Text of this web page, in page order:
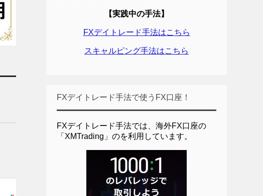
【実践中の手法】
FXデイトレード手法はこちら
スキャルピング手法はこちら
FXデイトレード手法で使うFX口座！
FXデイトレード手法では、海外FX口座の
「XMTrading」のを利用しています。